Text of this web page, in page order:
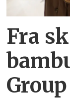
Fra
Group